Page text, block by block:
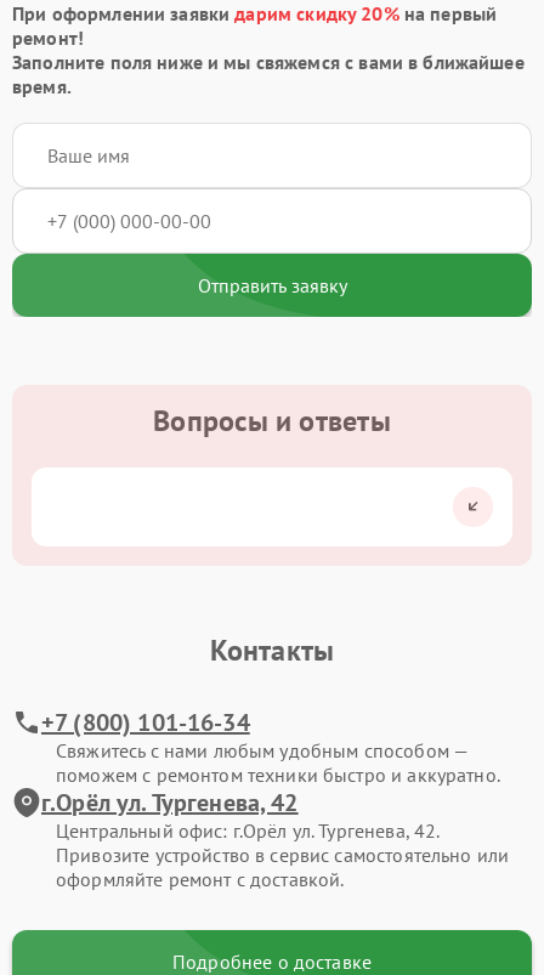
При оформлении заявкидарим скидку 20%на первый
ремонт!
Заполните поля ниже и мы свяжемся с вами в ближайшее
время.
Отправить заявку
Вопросы и ответы
Контакты
+7 (800) 101-16-34
Свяжитесь с нами любым удобным способом —
поможем с ремонтом техники быстро и аккуратно.
г.Орёл ул. Тургенева, 42
Центральный офис: г.Орёл ул. Тургенева, 42.
Привозите устройство в сервис самостоятельно или
оформляйте ремонт с доставкой.
Подробнее о доставке